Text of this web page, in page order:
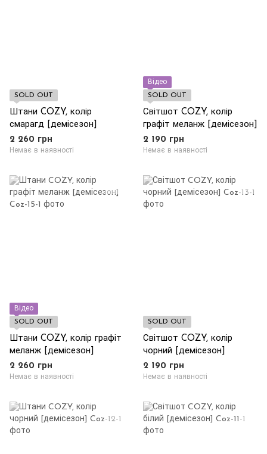
SOLD OUT
Штани COZY, колір
смарагд [демісезон]
2 260 грн
Немає в наявності
Відео
SOLD OUT
Світшот COZY, колір
графіт меланж [демісезон]
2 190 грн
Немає в наявності
Відео
SOLD OUT
Штани COZY, колір графіт
меланж [демісезон]
2 260 грн
Немає в наявності
SOLD OUT
Світшот COZY, колір
чорний [демісезон]
2 190 грн
Немає в наявності